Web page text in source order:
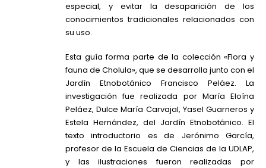
especial, y evitar la desaparición de los
conocimientos tradicionales relacionados con
su uso.
Esta guía forma parte de la colección «Flora y
fauna de Cholula», que se desarrolla junto con el
Jardín Etnobotánico Francisco Peláez. La
investigación fue realizada por María Eloína
Peláez, Dulce María Carvajal, Yasel Guarneros y
Estela Hernández, del Jardín Etnobotánico. El
texto introductorio es de Jerónimo García,
profesor de la Escuela de Ciencias de la UDLAP,
y las ilustraciones fueron realizadas por